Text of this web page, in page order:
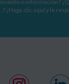
o información?
¡Haga clic aquí y le